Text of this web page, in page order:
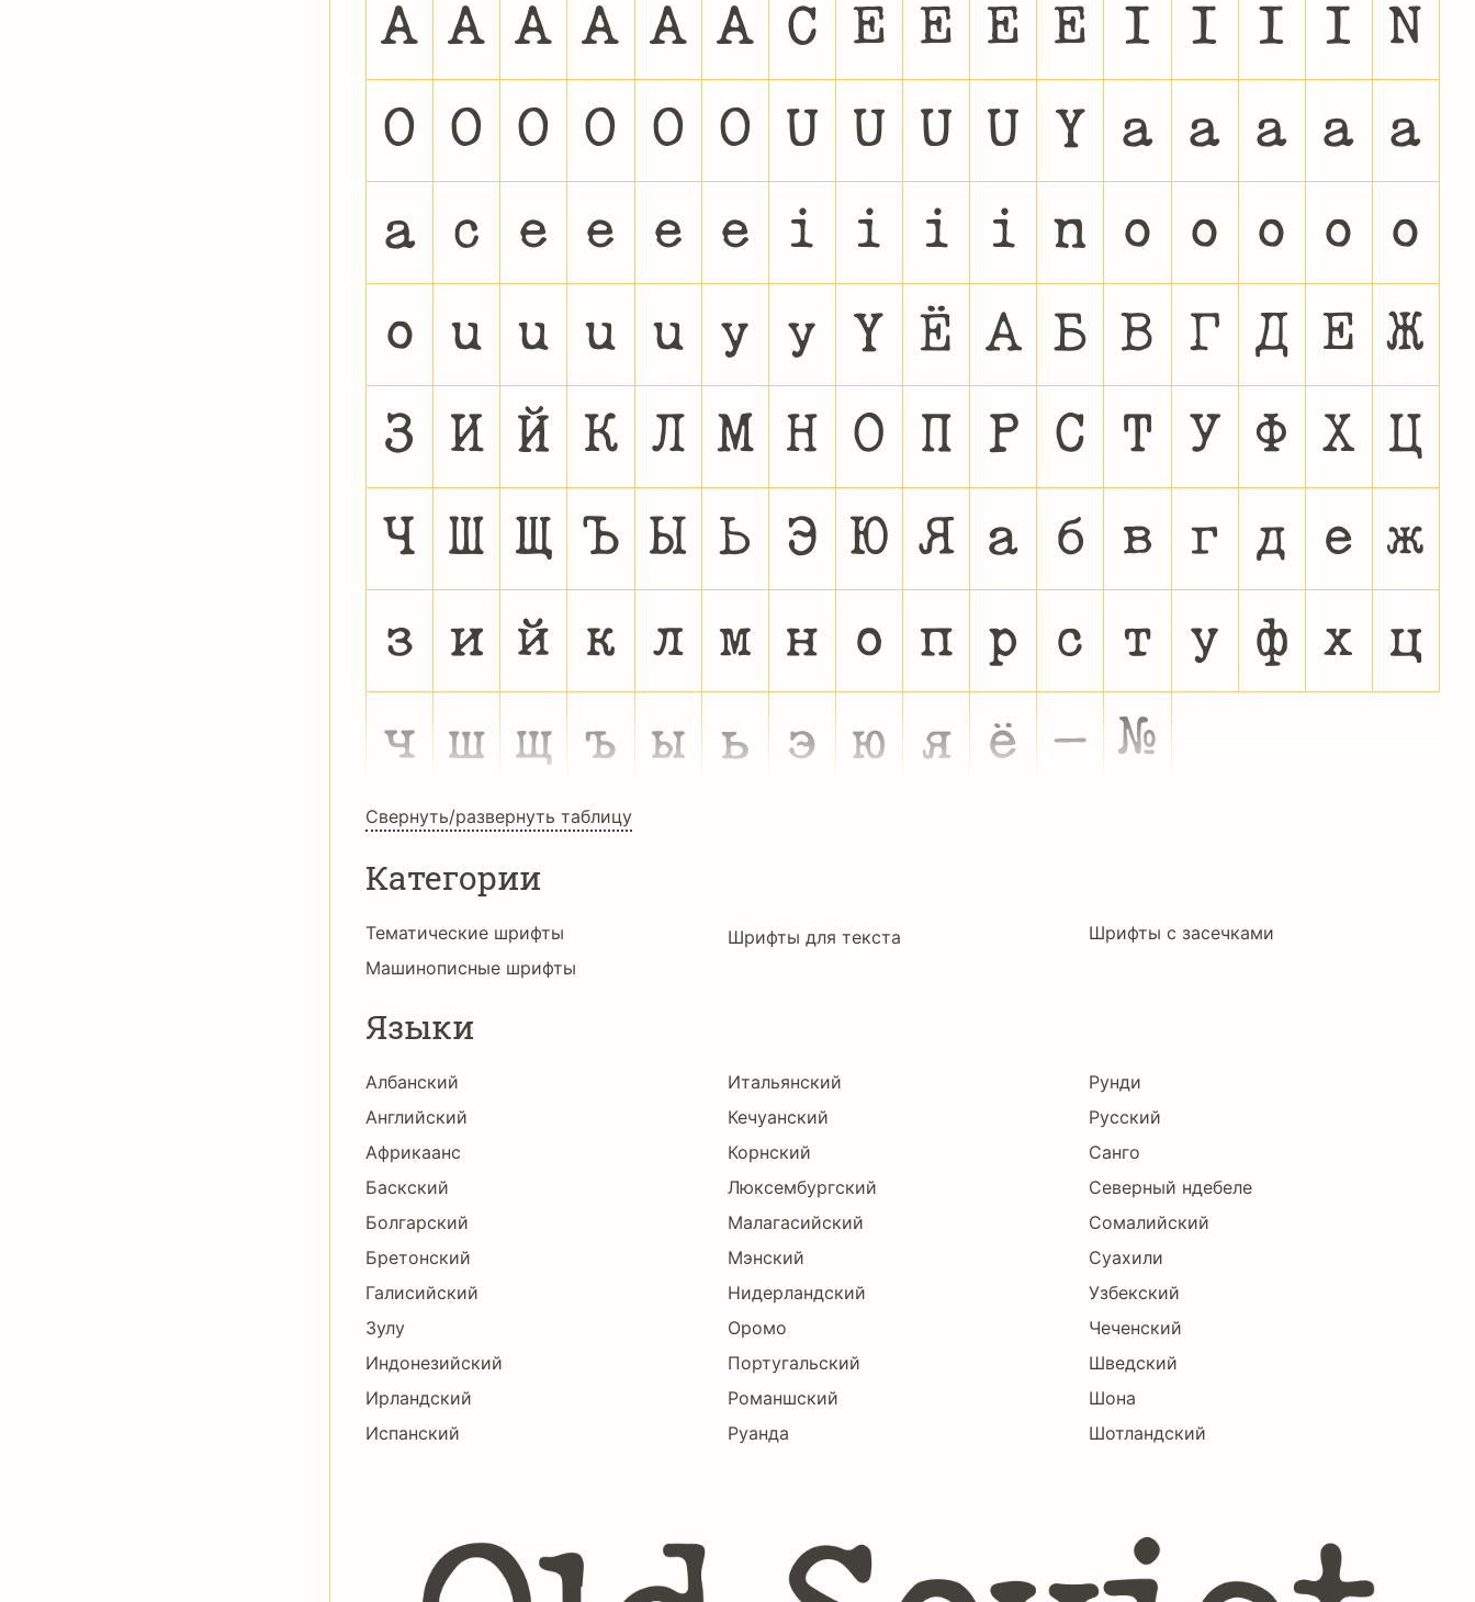
À Á Â Ã Ä Å Ç È É Ê Ë Ì Í Î Ï Ñ
Ò Ó Ô Õ Ö Ø Ù Ú Û Ü Ý à á â ã ä
å ç è é ê ë ì í î ï ñ ò ó ô õ ö
ø ù ú û ü ý ÿ Ÿ Ё А Б В Г Д Е Ж
З И Й К Л М Н О П Р С Т У Ф Х Ц
Ч Ш Щ Ъ Ы Ь Э Ю Я а б в г д е ж
з и й к л м н о п р с т у ф х ц
ч ш щ ъ ы ь э ю я ё – №
Свернуть/развернуть таблицу
Категории
Тематические шрифты
Машинописные шрифты
Шрифты для текста Шрифты с засечками
Языки
Албанский
Английский
Африкаанс
Баскский
Болгарский
Бретонский
Галисийский
Зулу
Индонезийский
Ирландский
Испанский
Итальянский
Кечуанский
Корнский
Люксембургский
Малагасийский
Мэнский
Нидерландский
Оромо
Португальский
Романшский
Руанда
Рунди
Русский
Санго
Северный ндебеле
Сомалийский
Суахили
Узбекский
Чеченский
Шведский
Шона
Шотландский